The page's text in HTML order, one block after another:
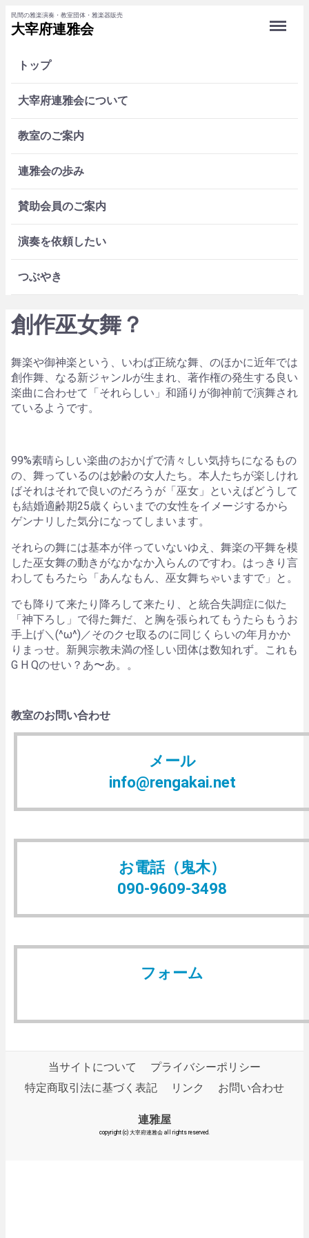
民間の雅楽演奏・教室団体・雅楽器販売
大宰府連雅会
トップ
大宰府連雅会について
教室のご案内
連雅会の歩み
賛助会員のご案内
演奏を依頼したい
つぶやき
Menu
創作巫女舞？
舞楽や御神楽という、いわば正統な舞、のほかに近年では
創作舞、なる新ジャンルが生まれ、著作権の発生する良い
楽曲に合わせて「それらしい」和踊りが御神前で演舞され
ているようです。
99%素晴らしい楽曲のおかげで清々しい気持ちになるもの
の、舞っているのは妙齢の女人たち。本人たちが楽しけれ
ばそれはそれで良いのだろうが「巫女」といえばどうして
も結婚適齢期25歳くらいまでの女性をイメージするから
ゲンナリした気分になってしまいます。
それらの舞には基本が伴っていないゆえ、舞楽の平舞を模
した巫女舞の動きがなかなか入らんのですわ。はっきり言
わしてもろたら「あんなもん、巫女舞ちゃいますで」と。
でも降りて来たり降ろして来たり、と統合失調症に似た
「神下ろし」で得た舞だ、と胸を張られてもうたらもうお
手上げ＼(^ω^)／そのクセ取るのに同じくらいの年月かか
りまっせ。新興宗教未満の怪しい団体は数知れず。これも
G H Qのせい？あ〜あ。。
教室のお問い合わせ
メール
info@rengakai.net
お電話（鬼木）
090-9609-3498
フォーム
当サイトについて
プライバシーポリシー
特定商取引法に基づく表記
リンク お問い合わせ
連雅屋
copyright (c) 大宰府連雅会 all rights reserved.